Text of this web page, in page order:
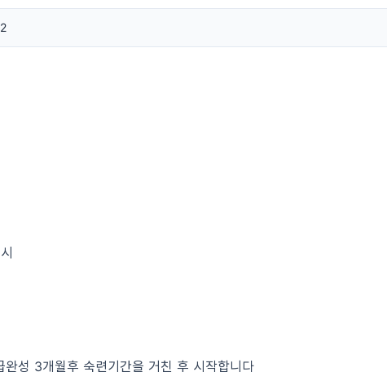
성 3개월후 숙련기간을 거친 후 시작합니다